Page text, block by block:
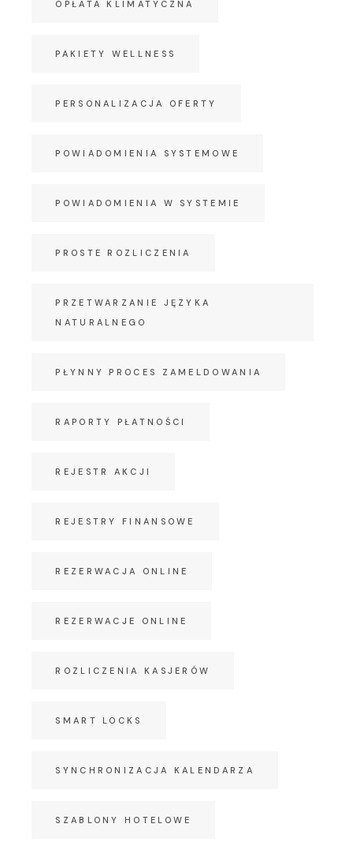
OPŁATA KLIMATYCZNA
PAKIETY WELLNESS
PERSONALIZACJA OFERTY
POWIADOMIENIA SYSTEMOWE
POWIADOMIENIA W SYSTEMIE
PROSTE ROZLICZENIA
PRZETWARZANIE JĘZYKA
NATURALNEGO
PŁYNNY PROCES ZAMELDOWANIA
RAPORTY PŁATNOŚCI
REJESTR AKCJI
REJESTRY FINANSOWE
REZERWACJA ONLINE
REZERWACJE ONLINE
ROZLICZENIA KASJERÓW
SMART LOCKS
SYNCHRONIZACJA KALENDARZA
SZABLONY HOTELOWE